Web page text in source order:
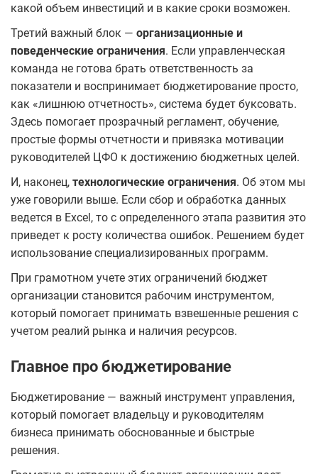
какой объем инвестиций и в какие сроки возможен.
Третий важный блок — организационные и
поведенческие ограничения. Если управленческая
команда не готова брать ответственность за
показатели и воспринимает бюджетирование просто,
как «лишнюю отчетность», система будет буксовать.
Здесь помогает прозрачный регламент, обучение,
простые формы отчетности и привязка мотивации
руководителей ЦФО к достижению бюджетных целей.
И, наконец, технологические ограничения. Об этом мы
уже говорили выше. Если сбор и обработка данных
ведется в Excel, то с определенного этапа развития это
приведет к росту количества ошибок. Решением будет
использование специализированных программ.
При грамотном учете этих ограничений бюджет
организации становится рабочим инструментом,
который помогает принимать взвешенные решения с
учетом реалий рынка и наличия ресурсов.
Главное про бюджетирование
Бюджетирование — важный инструмент управления,
который помогает владельцу и руководителям
бизнеса принимать обоснованные и быстрые
решения.